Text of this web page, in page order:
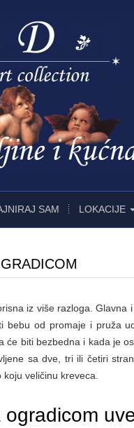
SAM LOKACIJE
iz više razloga. Glavna
od promaje i pruža
će biti bezbedna i kada je
sa dve, tri ili četiri
veličinu kreveca.